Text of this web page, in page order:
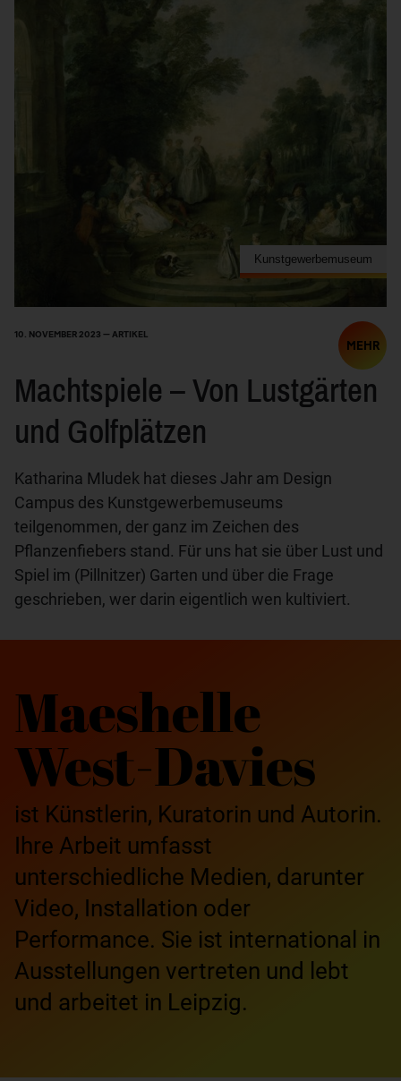
10. NOVEMBER 2023 — ARTIKEL
MEHR
Machtspiele – Von Lustgärten
und Golfplätzen
Katharina Mludek hat dieses Jahr am Design
Campus des Kunstgewerbemuseums
teilgenommen, der ganz im Zeichen des
Pflanzenfiebers stand. Für uns hat sie über Lust und
Spiel im (Pillnitzer) Garten und über die Frage
geschrieben, wer darin eigentlich wen kultiviert.
Kunstgewerbemuseum
Maeshelle
West-Davies
ist Künstlerin, Kuratorin und Autorin.
Ihre Arbeit umfasst
unterschiedliche Medien, darunter
Video, Installation oder
Performance. Sie ist international in
Ausstellungen vertreten und lebt
und arbeitet in Leipzig.